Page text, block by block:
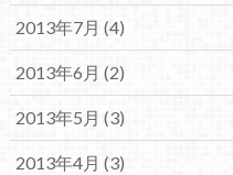
2013年7月 (4)
2013年6月 (2)
2013年5月 (3)
2013年4月 (3)